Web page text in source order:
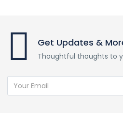
Get Updates &
Thoughtful thoughts to